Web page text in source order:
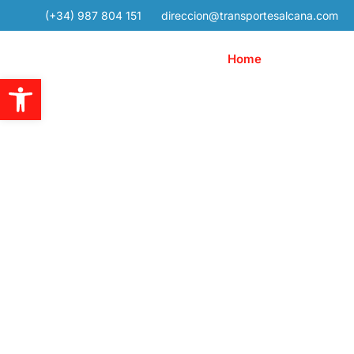
Abrir barra de herramientas
(+34) 987 804 151 direccion@transportesalcana.com
Home